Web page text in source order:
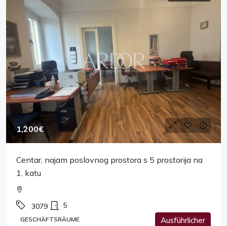
1,200€
Centar, najam poslovnog prostora s 5 prostorija na
1. katu
3079 5
GESCHÄFTSRÄUME Ausführlicher